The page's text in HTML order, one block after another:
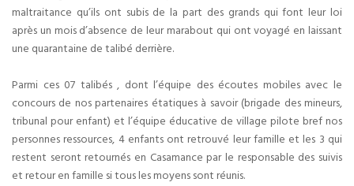
maltraitance qu’ils ont subis de la part des grands qui font leur loi
après un mois d’absence de leur marabout qui ont voyagé en laissant
une quarantaine de talibé derrière.
Parmi ces 07 talibés , dont l’équipe des écoutes mobiles avec le
concours de nos partenaires étatiques à savoir (brigade des mineurs,
tribunal pour enfant) et l’équipe éducative de village pilote bref nos
personnes ressources, 4 enfants ont retrouvé leur famille et les 3 qui
restent seront retournés en Casamance par le responsable des suivis
et retour en famille si tous les moyens sont réunis.